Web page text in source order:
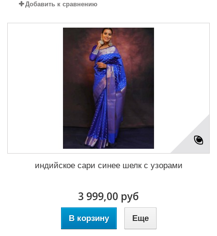
Добавить к сравнению
индийское сари синее шелк с узорами
3 999,00 руб
В корзину Еще